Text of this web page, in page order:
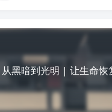
从黑暗到光明 | 让生命恢